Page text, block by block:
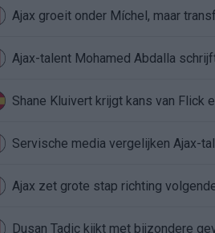
Ajax groeit onder Míchel, maar
Ajax-talent Mohamed Abdalla
Shane Kluivert krijgt kans van Flick
Servische media vergelijken Ajax-
Ajax zet grote stap richting
Dusan Tadic kijkt met bijzondere